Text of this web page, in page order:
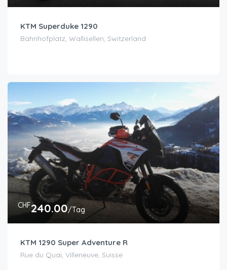
KTM Superduke 1290
Bahnhofplatz, Wallisellen, Switzerland
CHF240.00/Tag
KTM 1290 Super Adventure R
Rue du Quai, Villeneuve, Suisse